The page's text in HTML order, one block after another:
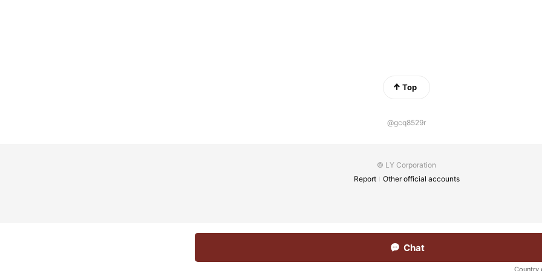
Top
@gcq8529r
© LY Corporation
Report
Other official accounts
Chat
Country